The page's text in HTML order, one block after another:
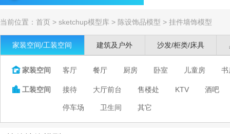
当前位置： 首页 > sketchup模型库 > 陈设饰品模型 > 挂件墙饰模型
家装空间/工装空间 建筑及户外 沙发/柜类/床具
家装空间 客厅 餐厅 厨房 卧室 儿童房 书
 工装空间 接待 大厅前台 售楼处 KTV 酒吧
停车场 卫生间 其它